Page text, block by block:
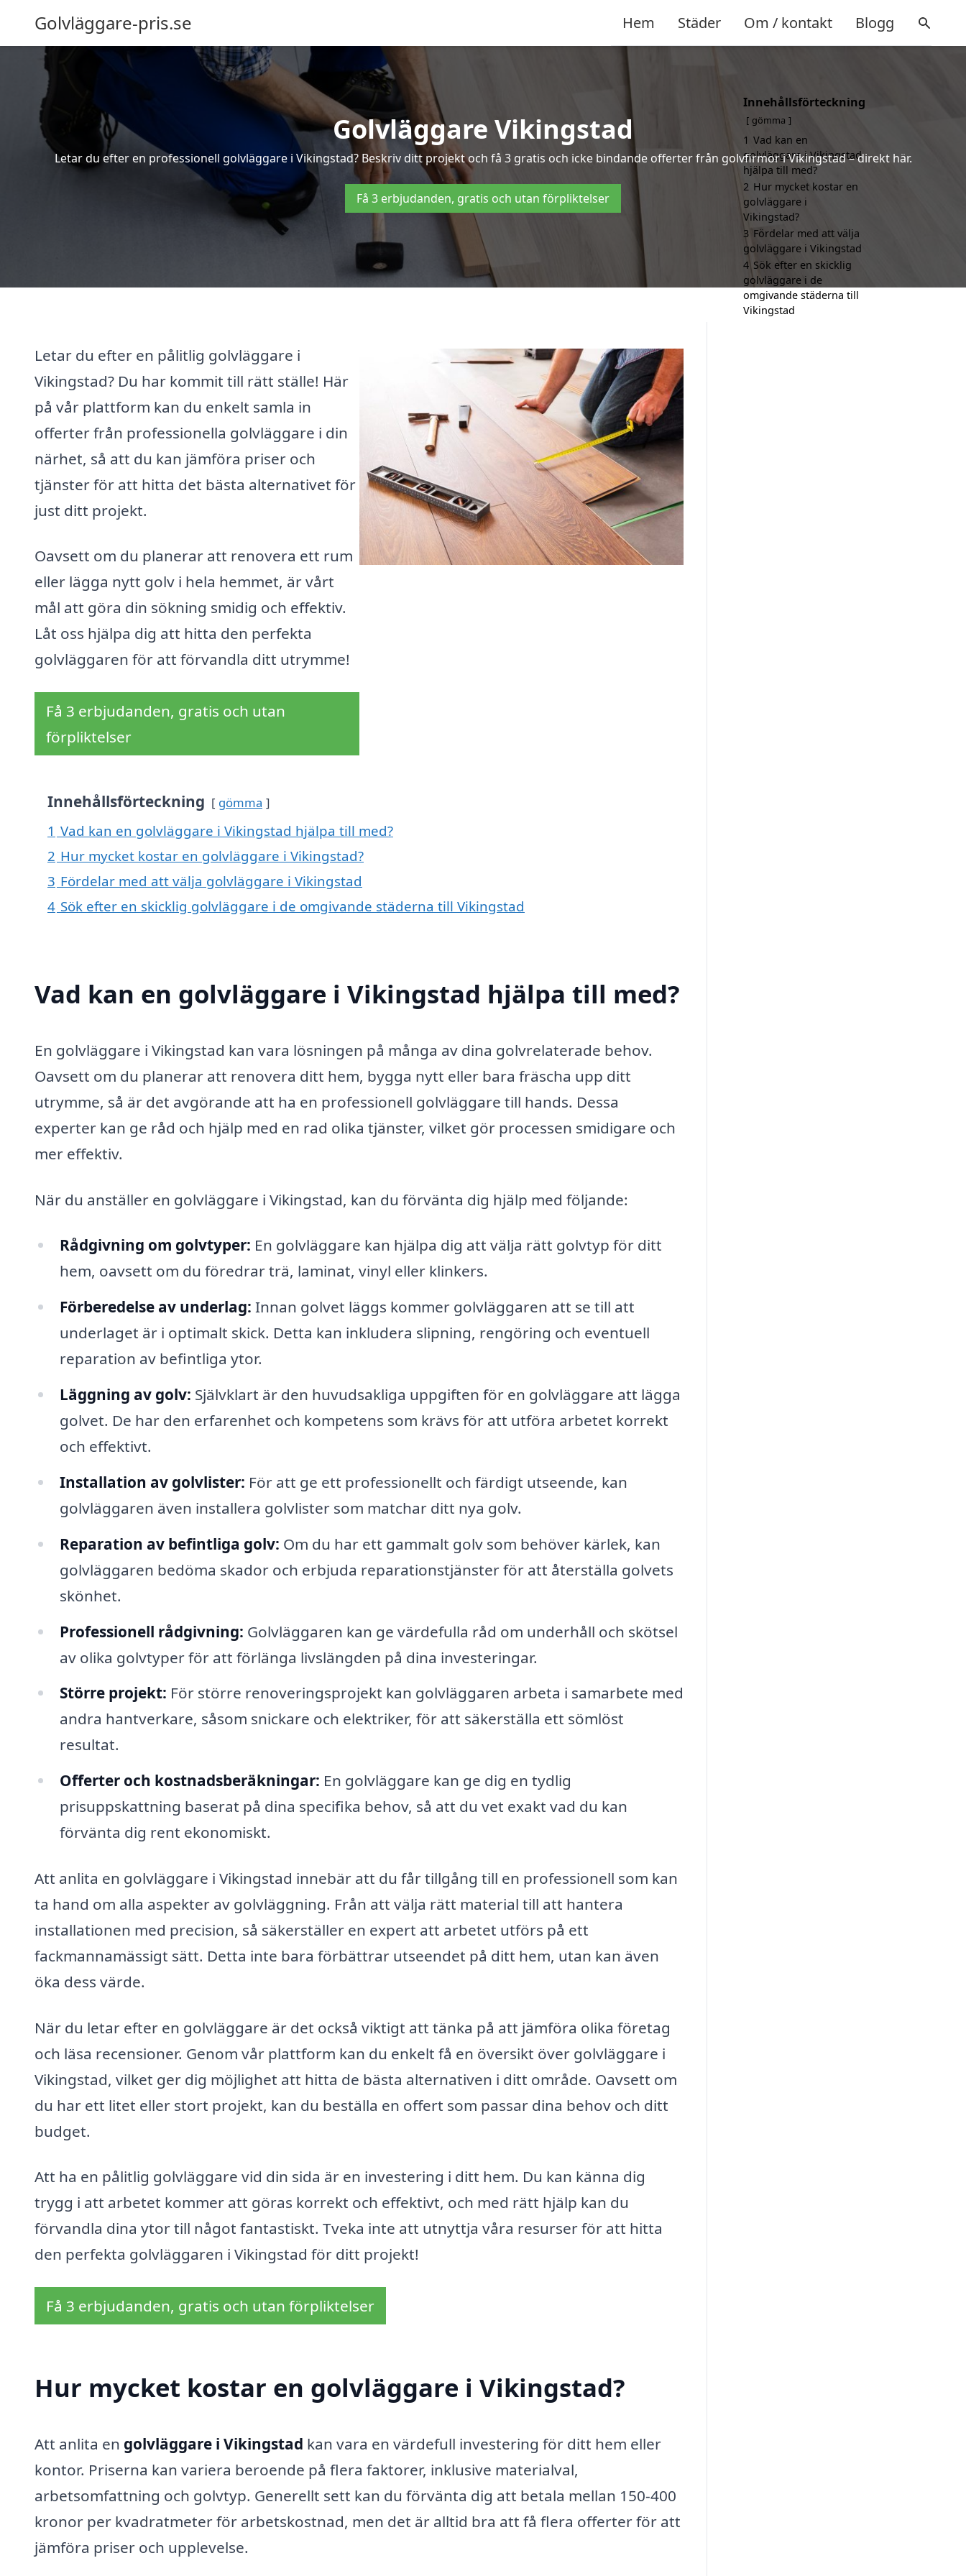
Golvläggare-pris.se Hem Städer Om / kontakt Blogg
Golvläggare Vikingstad
Letar du efter en professionell golvläggare i Vikingstad? Beskriv ditt projekt och få 3 gratis och icke bindande offerter från golvfirmor i Vikingstad – direkt här.
Få 3 erbjudanden, gratis och utan förpliktelser
Letar du efter en pålitlig golvläggare i
Vikingstad? Du har kommit till rätt ställe! Här
på vår plattform kan du enkelt samla in
offerter från professionella golvläggare i din
närhet, så att du kan jämföra priser och
tjänster för att hitta det bästa alternativet för
just ditt projekt.
Oavsett om du planerar att renovera ett rum
eller lägga nytt golv i hela hemmet, är vårt
mål att göra din sökning smidig och effektiv.
Låt oss hjälpa dig att hitta den perfekta
golvläggaren för att förvandla ditt utrymme!
Få 3 erbjudanden, gratis och utan
förpliktelser
Innehållsförteckning gömma
1 Vad kan en golvläggare i Vikingstad hjälpa till med?
2 Hur mycket kostar en golvläggare i Vikingstad?
3 Fördelar med att välja golvläggare i Vikingstad
4 Sök efter en skicklig golvläggare i de omgivande städerna till Vikingstad
Vad kan en golvläggare i Vikingstad hjälpa till med?
En golvläggare i Vikingstad kan vara lösningen på många av dina golvrelaterade behov.
Oavsett om du planerar att renovera ditt hem, bygga nytt eller bara fräscha upp ditt
utrymme, så är det avgörande att ha en professionell golvläggare till hands. Dessa
experter kan ge råd och hjälp med en rad olika tjänster, vilket gör processen smidigare och
mer effektiv.
När du anställer en golvläggare i Vikingstad, kan du förvänta dig hjälp med följande:
Rådgivning om golvtyper: En golvläggare kan hjälpa dig att välja rätt golvtyp för ditt
hem, oavsett om du föredrar trä, laminat, vinyl eller klinkers.
Förberedelse av underlag: Innan golvet läggs kommer golvläggaren att se till att
underlaget är i optimalt skick. Detta kan inkludera slipning, rengöring och eventuell
reparation av befintliga ytor.
Läggning av golv: Självklart är den huvudsakliga uppgiften för en golvläggare att lägga
golvet. De har den erfarenhet och kompetens som krävs för att utföra arbetet korrekt
och effektivt.
Installation av golvlister: För att ge ett professionellt och färdigt utseende, kan
golvläggaren även installera golvlister som matchar ditt nya golv.
Reparation av befintliga golv: Om du har ett gammalt golv som behöver kärlek, kan
golvläggaren bedöma skador och erbjuda reparationstjänster för att återställa golvets
skönhet.
Professionell rådgivning: Golvläggaren kan ge värdefulla råd om underhåll och skötsel
av olika golvtyper för att förlänga livslängden på dina investeringar.
Större projekt: För större renoveringsprojekt kan golvläggaren arbeta i samarbete med
andra hantverkare, såsom snickare och elektriker, för att säkerställa ett sömlöst
resultat.
Offerter och kostnadsberäkningar: En golvläggare kan ge dig en tydlig
prisuppskattning baserat på dina specifika behov, så att du vet exakt vad du kan
förvänta dig rent ekonomiskt.
Att anlita en golvläggare i Vikingstad innebär att du får tillgång till en professionell som kan
ta hand om alla aspekter av golvläggning. Från att välja rätt material till att hantera
installationen med precision, så säkerställer en expert att arbetet utförs på ett
fackmannamässigt sätt. Detta inte bara förbättrar utseendet på ditt hem, utan kan även
öka dess värde.
När du letar efter en golvläggare är det också viktigt att tänka på att jämföra olika företag
och läsa recensioner. Genom vår plattform kan du enkelt få en översikt över golvläggare i
Vikingstad, vilket ger dig möjlighet att hitta de bästa alternativen i ditt område. Oavsett om
du har ett litet eller stort projekt, kan du beställa en offert som passar dina behov och ditt
budget.
Att ha en pålitlig golvläggare vid din sida är en investering i ditt hem. Du kan känna dig
trygg i att arbetet kommer att göras korrekt och effektivt, och med rätt hjälp kan du
förvandla dina ytor till något fantastiskt. Tveka inte att utnyttja våra resurser för att hitta
den perfekta golvläggaren i Vikingstad för ditt projekt!
Få 3 erbjudanden, gratis och utan förpliktelser
Hur mycket kostar en golvläggare i Vikingstad?
Att anlita en golvläggare i Vikingstad kan vara en värdefull investering för ditt hem eller
kontor. Priserna kan variera beroende på flera faktorer, inklusive materialval,
arbetsomfattning och golvtyp. Generellt sett kan du förvänta dig att betala mellan 150-400
kronor per kvadratmeter för arbetskostnad, men det är alltid bra att få flera offerter för att
jämföra priser och upplevelse.
Innehållsförteckning
gömma
1 Vad kan en
golvläggare i Vikingstad
hjälpa till med?
2 Hur mycket kostar en
golvläggare i
Vikingstad?
3 Fördelar med att välja
golvläggare i Vikingstad
4 Sök efter en skicklig
golvläggare i de
omgivande städerna till
Vikingstad